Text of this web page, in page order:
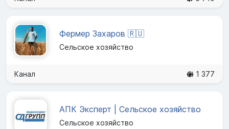
Фермер Захаров 🇷🇺
Сельское хозяйство
Канал 1 377
АПК Эксперт | Сельское хозяйство
Сельское хозяйство